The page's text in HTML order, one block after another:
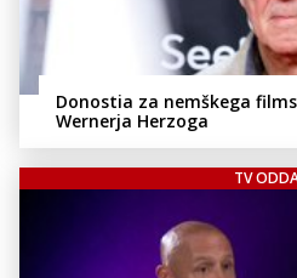
Donostia za nemškega
Wernerja Herzoga
TV